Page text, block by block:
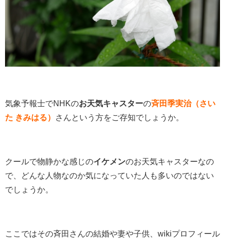
気象予報士でNHKのお天気キャスターの斉田季実治（さい
た きみはる）
さんという方をご存知でしょうか。
クールで物静かな感じのイケメンのお天気キャスターなの
で、どんな人物なのか気になっていた人も多いのではない
でしょうか。
ここではその斉田さんの結婚や妻や子供、wikiプロフィール